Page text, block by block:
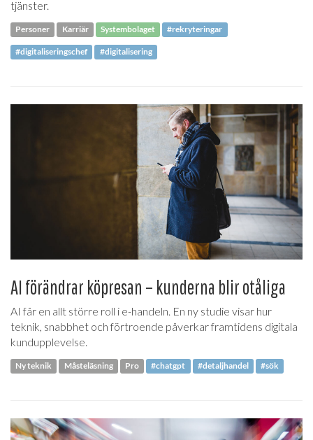
tjänster.
Personer Karriär Systembolaget #rekryteringar
#digitaliseringschef #digitalisering
AI förändrar köpresan – kunderna blir otåliga
AI får en allt större roll i e-handeln. En ny studie visar hur
teknik, snabbhet och förtroende påverkar framtidens digitala
kundupplevelse.
Ny teknik Måsteläsning Pro #chatgpt #detaljhandel #sök